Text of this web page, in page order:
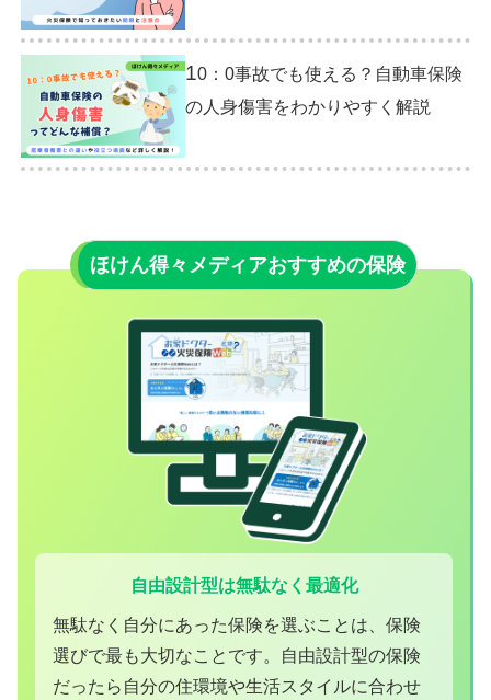
10：0事故でも使える？自動車保険
の人身傷害をわかりやすく解説
ほけん得々メディアおすすめの保険
自由設計型は無駄なく最適化
無駄なく自分にあった保険を選ぶことは、保険
選びで最も大切なことです。自由設計型の保険
だったら自分の住環境や生活スタイルに合わせ